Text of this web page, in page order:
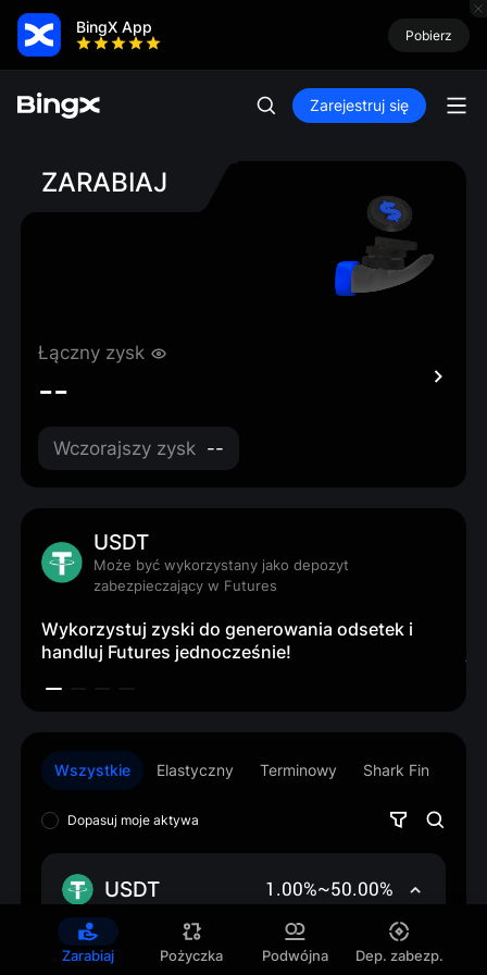
BingX App Pobierz
Zarejestruj się
Zarabiaj Pożyczka Podwójna Dep. zabezp.
ZARABIAJ
Łączny zysk
--
Wczorajszy zysk --
USDT
Może być wykorzystany jako depozyt
zabezpieczający w Futures
Wykorzystuj zyski do generowania odsetek i
handluj Futures jednocześnie!
Wszystkie Elastyczny Terminowy Shark Fin
Dopasuj moje aktywa
USDT 1.00%~50.00%
USDT